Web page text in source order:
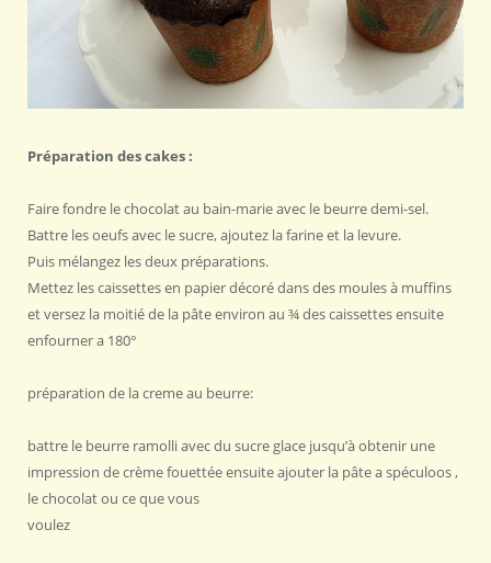
Préparation des cakes :
Faire fondre le chocolat au bain-marie avec le beurre demi-sel.
Battre les oeufs avec le sucre, ajoutez la farine et la levure.
Puis mélangez les deux préparations.
Mettez les caissettes en papier décoré dans des moules à muffins
et versez la moitié de la pâte environ au ¾ des caissettes ensuite
enfourner a 180°
préparation de la creme au beurre:
battre le beurre ramolli avec du sucre glace jusqu’à obtenir une
impression de crème fouettée ensuite ajouter la pâte a spéculoos ,
le chocolat ou ce que vous
voulez